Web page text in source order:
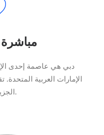
دبي هي عاصمة إحدى
الإمارات العربية
الجزيرة العربية.